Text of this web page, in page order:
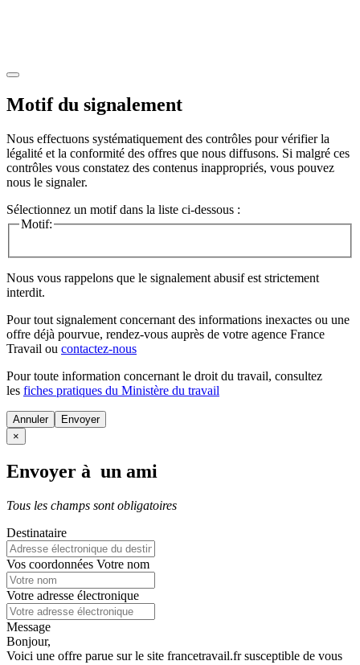
Motif du signalement
Nous effectuons systématiquement des contrôles pour vérifier la
légalité et la conformité des offres que nous diffusons. Si malgré ces
contrôles vous constatez des contenus inappropriés, vous pouvez
nous le signaler.
Sélectionnez un motif dans la liste ci-dessous :
Motif:
Nous vous rappelons que le signalement abusif est strictement
interdit.
Pour tout signalement concernant des informations inexactes ou une
offre déjà pourvue, rendez-vous auprès de votre agence France
Travail ou contactez-nous
Pour toute information concernant le droit du travail, consultez
les fiches pratiques du Ministère du travail
Annuler
×
Envoyer à un ami
Tous les champs sont obligatoires
Destinataire
Vos coordonnées Votre nom
Votre adresse électronique
Message
Bonjour,
Voici une offre parue sur le site francetravail.fr susceptible de vous